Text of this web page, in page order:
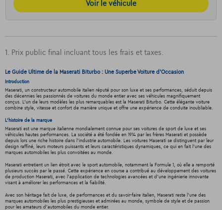
Voir le véhicule
1. Prix public final incluant tous les frais et taxes.
Le Guide Ultime de la Maserati Biturbo : Une Superbe Voiture d'Occasion
Introduction
Maserati, un constructeur automobile italien réputé pour son luxe et ses performances, séduit depuis
des décennies les passionnés de voitures du monde entier avec ses véhicules magnifiquement
conçus. L'un de leurs modèles les plus remarquables est la Maserati Biturbo. Cette élégante voiture
combine style, vitesse et confort de manière unique et offre une expérience de conduite inoubliable.
L'histoire de la marque
Maserati est une marque italienne mondialement connue pour ses voitures de sport de luxe et ses
véhicules hautes performances. La société a été fondée en 1914 par les frères Maserati et possède
depuis lors une riche histoire dans l'industrie automobile. Les voitures Maserati se distinguent par leur
design raffiné, leurs moteurs puissants et leurs caractéristiques dynamiques, ce qui en fait l'une des
marques automobiles les plus convoitées au monde.
Maserati entretient un lien étroit avec le sport automobile, notamment la Formule 1, où elle a remporté
plusieurs succès par le passé. Cette expérience en course a contribué au développement des voitures
de production Maserati, avec l'application de technologies avancées et d'une ingénierie innovante
visant à améliorer les performances et la fiabilité.
Avec son héritage fait de luxe, de performances et du savoir-faire italien, Maserati reste l'une des
marques automobiles les plus prestigieuses et admirées au monde, symbole de style et de passion
pour les amateurs d'automobiles du monde entier.